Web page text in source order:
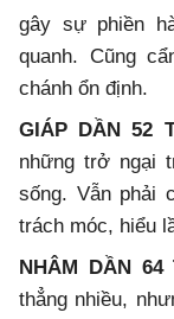
gây sự phiền
quanh. Cũng
chánh ổn định.
GIÁP DẦN 52
những trở ngại
sống. Vẫn phải
trách móc, hiểu
NHÂM DẦN 64
thẳng nhiều,